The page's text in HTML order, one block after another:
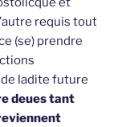
requis tout
(se) prendre
ladite future
deues tant